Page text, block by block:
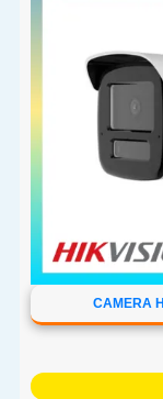
CAMERA